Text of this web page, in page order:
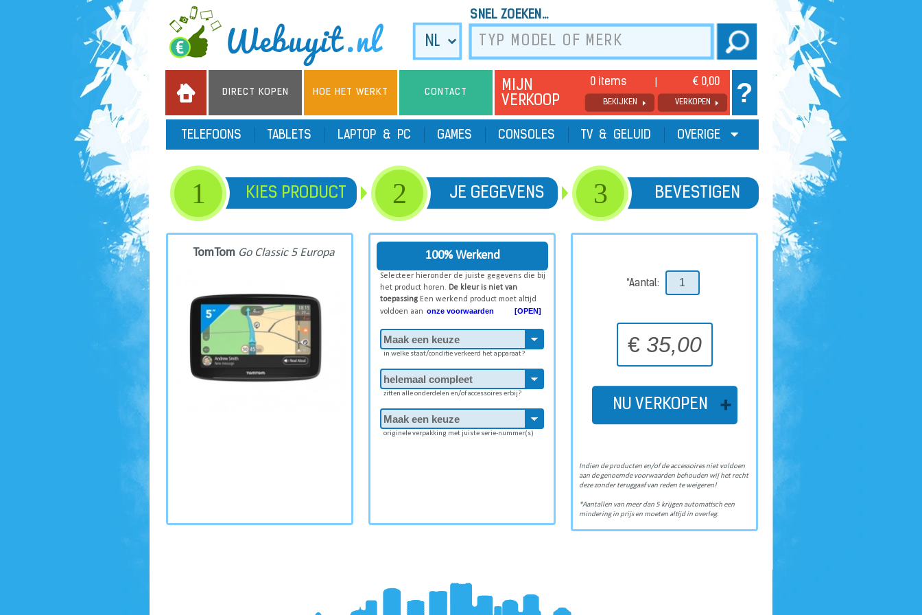
SNEL ZOEKEN...
DIRECT KOPEN HOE HET WERKT CONTACT
MIJN
VERKOOP
0 items € 0,00
BEKIJKEN VERKOPEN ?
TELEFOONS TABLETS LAPTOP & PC GAMES CONSOLES TV & GELUID OVERIGE
1 KIES PRODUCT 2 JE GEGEVENS 3 BEVESTIGEN
TomTom Go Classic 5 Europa 100% Werkend
Selecteer hieronder de juiste gegevens die bij
het product horen. De kleur is niet van
toepassing Een werkend product moet altijd
voldoen aan onze voorwaarden [OPEN]
in welke staat/conditie verkeerd het apparaat?
zitten alle onderdelen en/of accessoires erbij?
originele verpakking met juiste serie-nummer(s)
*Aantal:
€ 35,00
NU VERKOPEN
Indien de producten en/of de accessoires niet voldoen
aan de genoemde voorwaarden behouden wij het recht
deze zonder teruggaaf van reden te weigeren!
*Aantallen van meer dan 5 krijgen automatisch een
mindering in prijs en moeten altijd in overleg.